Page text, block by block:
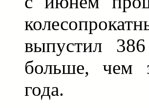
выпустил
больше, чем
года.